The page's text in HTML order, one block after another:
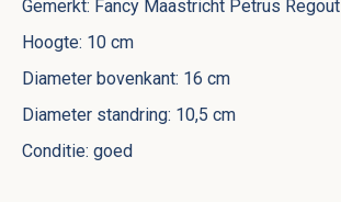
Gemerkt: Fancy Maastricht Petrus Regout
Hoogte: 10 cm
Diameter bovenkant: 16 cm
Diameter standring: 10,5 cm
Conditie: goed